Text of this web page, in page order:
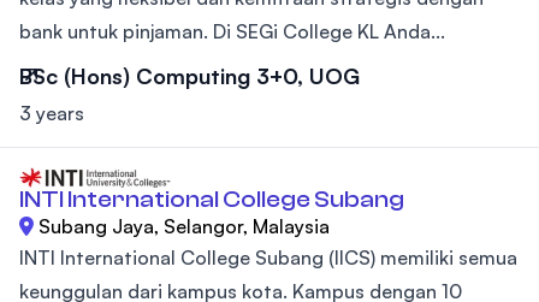
bank untuk pinjaman. Di SEGi College KL Anda...
BSc (Hons) Computing 3+0, UOG
3 years
INTI International College Subang
Subang Jaya, Selangor, Malaysia
INTI International College Subang (IICS) memiliki semua
keunggulan dari kampus kota. Kampus dengan 10